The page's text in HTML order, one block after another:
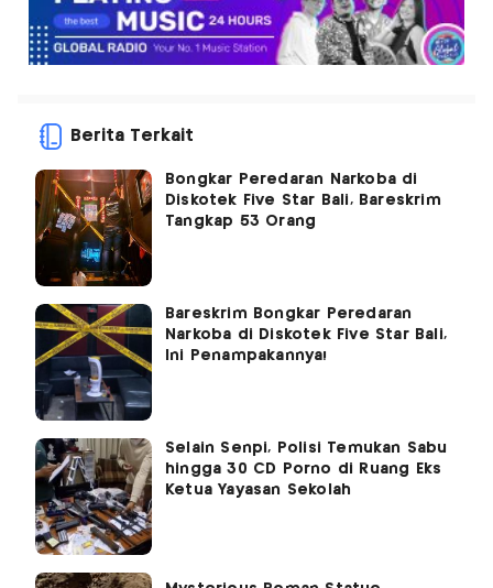
Berita Terkait
Bongkar Peredaran Narkoba di
Diskotek Five Star Bali, Bareskrim
Tangkap 53 Orang
Bareskrim Bongkar Peredaran
Narkoba di Diskotek Five Star Bali,
Ini Penampakannya!
Selain Senpi, Polisi Temukan Sabu
hingga 30 CD Porno di Ruang Eks
Ketua Yayasan Sekolah